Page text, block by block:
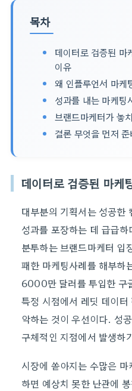
목차
데이터로 검증된 마
이유
왜 인플루언서 마케
성과를 내는 마케팅
브랜드마케터가 놓
결론 무엇을 먼저
데이터로 검증된 마케
대부분의 기획서는 성공한
성과를 포장하는 데 급급
분투하는 브랜드마케터 입
패한 마케팅사례를 해부하
6000만 달러를 투입한 구
특정 시점에서 레딧 데이
악하는 것이 우선이다. 성
구체적인 지점에서 발생하
시장에 쏟아지는 수많은
하면 예상치 못한 난관에